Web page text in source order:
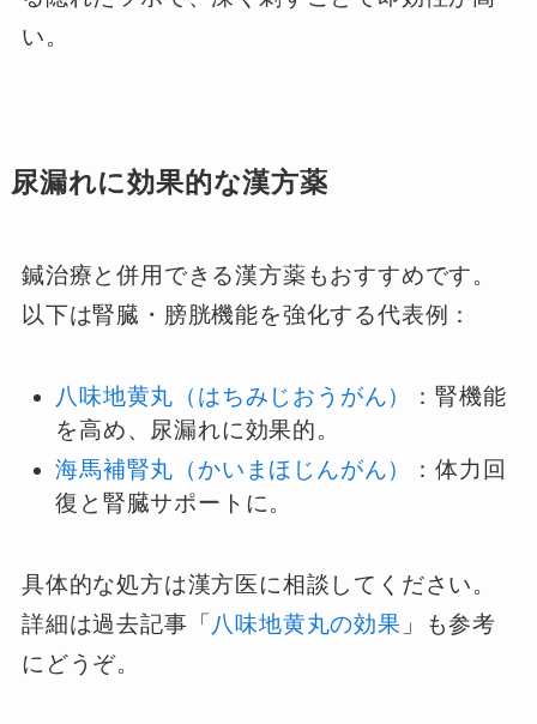
い。
尿漏れに効果的な漢方薬
鍼治療と併用できる漢方薬もおすすめです。
以下は腎臓・膀胱機能を強化する代表例：
八味地黄丸（はちみじおうがん）
：腎機能
を高め、尿漏れに効果的。
海馬補腎丸（かいまほじんがん）
：体力回
復と腎臓サポートに。
具体的な処方は漢方医に相談してください。
詳細は過去記事「 八味地黄丸の効果 」も参考
にどうぞ。